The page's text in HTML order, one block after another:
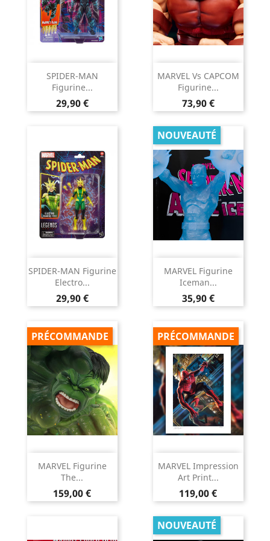
SPIDER-MAN
Figurine...
Prix
29,90 €
MARVEL Vs CAPCOM
Figurine...
Prix
73,90 €
SPIDER-MAN Figurine
Electro...
Prix
29,90 €
MARVEL Figurine
Iceman...
Prix
35,90 €
NOUVEAUTÉ
MARVEL Figurine
The...
Prix
159,00 €
PRÉCOMMANDE
MARVEL Impression
Art Print...
Prix
119,00 €
PRÉCOMMANDE
NOUVEAUTÉ